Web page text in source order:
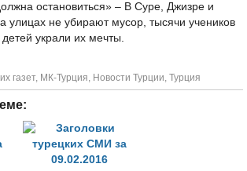
остановиться» – В Суре, Джизре и
улицах не убирают мусор, тысячи учеников
украли их мечты.
газет, МК-Турция, Новости Турции, Турция